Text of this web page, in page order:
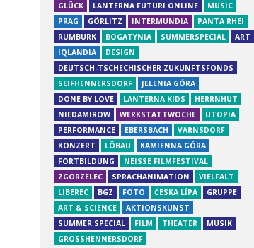
GLÜCK
LANTERNA FUTURI ONLINE
MUSIC
PRAG
GÖRLITZ INTERMUNDIA
PANTA RHEI
RUMBURK
BOGATYNIA SUMMERSPECIAL
ART
IQLANDIA
DESIGN
DEUTSCH-TSCHECHISCHER ZUKUNFTSFONDS
SEIFHENNERSDORF
JELENIA GÓRA
DONE BY LOVE
LANTERNA KIDS
HERRNHUT
NIEDAMIROW
WERKSTATTWOCHE
UTOPIA
PERFORMANCE
EBERSBACH
VARNSDORF
KONZERT
LÖBAU
KAMIENNA GÓRA
FORTBILDUNG
NEISSE FILMFESTIVAL
ZGORZELEC
SPRACHANIMATION
VIELFALT
LIBEREC
BGZ FOTO ČESKA LÍPA
GRUPPE
ART & SCIENCE
AKTIONSKUNST
SUMMER SPECIAL
FILM THEATER
MUSIK
GROSSHENNERSDORF